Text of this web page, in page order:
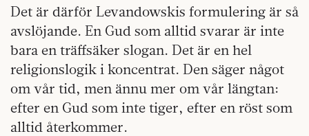
Det är därför Levandowskis formulering är så
avslöjande. En Gud som alltid svarar är inte
bara en träffsäker slogan. Det är en hel
religionslogik i koncentrat. Den säger något
om vår tid, men ännu mer om vår längtan:
efter en Gud som inte tiger, efter en röst som
alltid återkommer.